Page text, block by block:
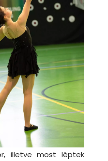
illetve most léptek